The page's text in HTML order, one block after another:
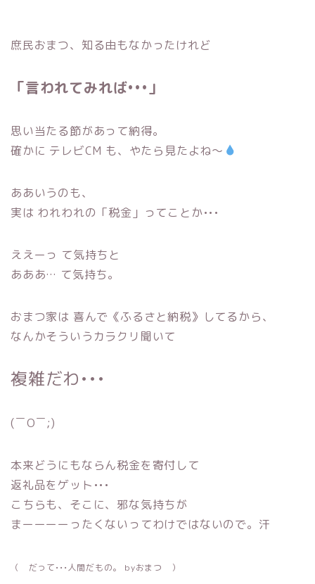
庶民おまつ、知る由もなかったけれど
「言われてみれば•••」
思い当たる節があって納得。
確かに テレビCM も、やたら見たよね〜
ああいうのも、
実は われわれの「税金」ってことか•••
ええーっ て気持ちと
あああ… て気持ち。
おまつ家は 喜んで《ふるさと納税》してるから、
なんかそういうカラクリ聞いて
複雑だわ•••
(￣O￣;)
本来どうにもならん税金を寄付して
返礼品をゲット•••
こちらも、そこに、邪な気持ちが
まーーーーったくないってわけではないので。汗
（ だって•••人間だもの。 byおまつ ）